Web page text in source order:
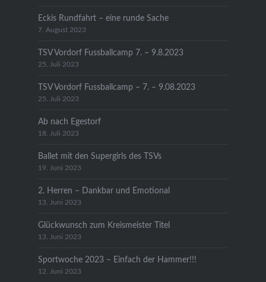
Eckis Rundfahrt – eine runde Sache
7. August 2023
TSV Vordorf Fussballcamp 7. – 9.8.2023
25. Juli 2023
TSV Vordorf Fussballcamp – 7. – 9.08.2023
25. Juli 2023
Ab nach Egestorf
18. Juli 2023
Ballet mit den Supergirls des TSVs
19. Juni 2023
2. Herren – Dankbar und Emotional
13. Juni 2023
Glückwunsch zum Kreismeister Titel
13. Juni 2023
Sportwoche 2023 – Einfach der Hammer!!!
12. Juni 2023